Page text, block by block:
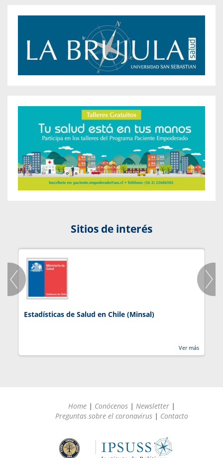
Sitios de interés
Estadísticas de Salud en Chile (Minsal)
Ver más
Home | Conócenos | Newsletter |
Preguntas sobre el coronavirus | Contacto